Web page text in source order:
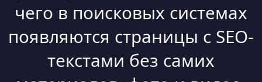
чего в поисковых системах
появляются страницы с SEO-
текстами без самих